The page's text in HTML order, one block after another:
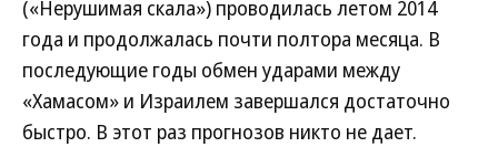
(«Нерушимая скала») проводилась летом 2014
года и продолжалась почти полтора месяца. В
последующие годы обмен ударами между
«Хамасом» и Израилем завершался достаточно
быстро. В этот раз прогнозов никто не дает.